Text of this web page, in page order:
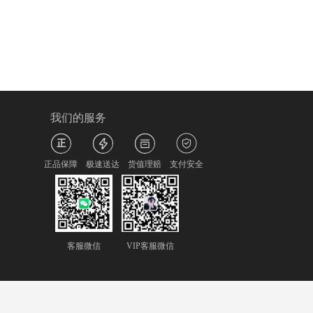
我们的服务
正品保障 极速送达 货值理赔 支付安全
客服微信 VIP客服微信